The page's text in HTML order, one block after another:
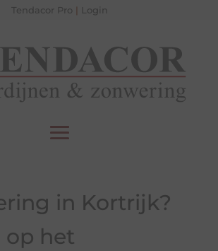
Tendacor Pro | Login
in Kortrijk?
op het